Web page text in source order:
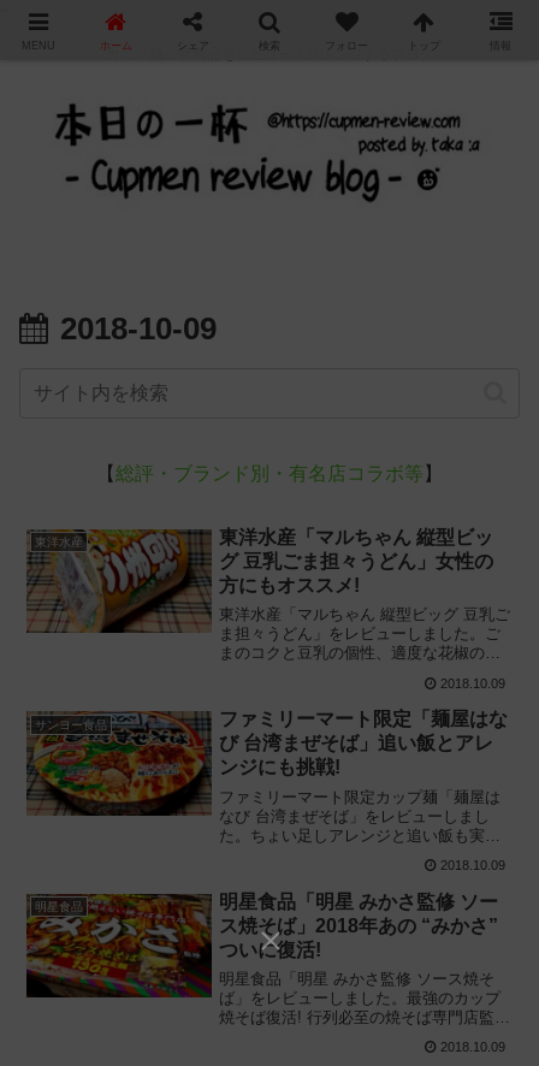
カップ麺の新商品をレビュー / アレンジするブログ
2018-10-09
【総評・ブランド別・有名店コラボ等 】
東洋水産
東洋水産「マルちゃん 縦型ビッ
グ 豆乳ごま担々うどん」女性の
方にもオススメ!
東洋水産「マルちゃん 縦型ビッグ 豆乳ご
ま担々うどん」をレビューしました。ご
まのコクと豆乳の個性、適度な花椒の清
女性にもオススメしたいカップ麺を食べ
てみた感想です。2018/10/08新発売
2018.10.09
サンヨー食品
ファミリーマート限定「麺屋はな
び 台湾まぜそば」追い飯とアレ
ンジにも挑戦!
ファミリーマート限定カップ麺「麺屋は
なび 台湾まぜそば」をレビューしまし
た。ちょい足しアレンジと追い飯も実践!
店がタッグを組んだ本物志向のカップ麺
を食べてみた感想です。2018/10/09新発
売
2018.10.09
明星食品
明星食品「明星 みかさ監修 ソー
ス焼そば」2018年あの “みかさ”
ついに復活!
明星食品「明星 みかさ監修 ソース焼そ
ば」をレビューしました。最強のカップ
焼そば復活! 行列必至の焼そば専門店監修
歴史的価値のあるソースやきそばを食べ
2018.10.09
MENU ホーム シェア 検索 フォロー トップ 情報